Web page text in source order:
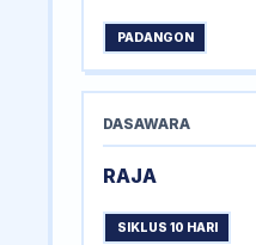
PADANGON
DASAWARA
RAJA
SIKLUS 10 HARI